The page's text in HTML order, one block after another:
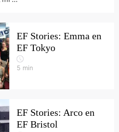
EF Stories: Emma en
EF Tokyo
5 min
EF Stories: Arco en
EF Bristol